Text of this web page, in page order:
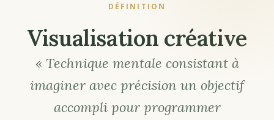
DÉFINITION
Visualisation créative
« Technique mentale consistant à
imaginer avec précision un objectif
accompli pour programmer